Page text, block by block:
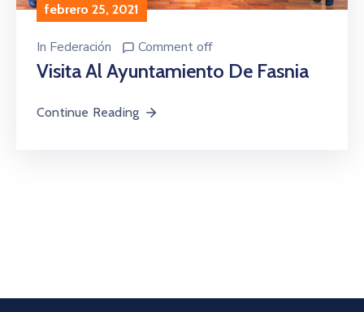
febrero 25, 2021
In Federación Comment off
Visita Al Ayuntamiento De Fasnia
Continue Reading